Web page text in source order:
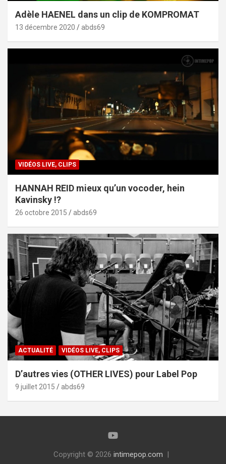
Adèle HAENEL dans un clip de KOMPROMAT
13 décembre 2020 abds69
VIDÉOS LIVE, CLIPS
HANNAH REID mieux qu’un vocoder, hein
Kavinsky !?
26 octobre 2015 abds69
ACTUALITÉ VIDÉOS LIVE, CLIPS
D’autres vies (OTHER LIVES) pour Label Pop
9 juillet 2015 abds69
Copyright © 2026 intimepop.com